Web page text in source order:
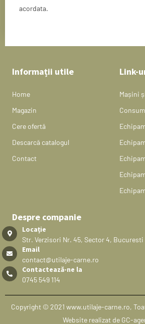
acordata.
Informații utile
Home
Magazin
Cere ofertă
Descarcă catalogul
Contact
Link-
Mașini
Despre companie
Locație
Str. Verzisori Nr. 45, Sector 4, Bucuresti
Email
contact@utilaje-carne.ro
Contactează-ne la
0745 549 114
Copyright © 2021 www.utilaje-carne.ro,
Website realizat de GC-